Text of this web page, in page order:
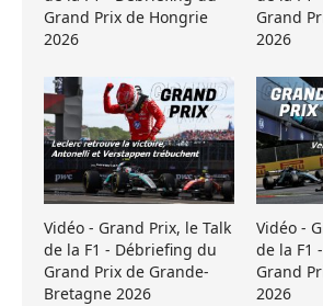
Grand Prix de Hongrie
2026
Grand
2026
Vidéo - Grand Prix, le Talk
de la F1 - Débriefing du
Grand Prix de Grande-
Bretagne 2026
Vidéo -
de la F1
Grand
2026